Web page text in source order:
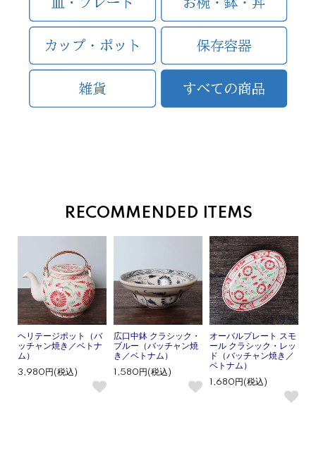
RECOMMENDED ITEMS
ヘリテージポット（バ
ッチャン焼き／ベトナ
ム）
3,980円(税込)
広口中鉢 クラシック・
ブルー（バッチャン焼
き／ベトナム）
1,580円(税込)
オーバルプレート スモ
ール クラシック・レッ
ド（バッチャン焼き／
ベトナム）
1,680円(税込)